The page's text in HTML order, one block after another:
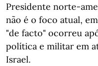
Presidente norte-
não é o foco atual,
"de facto" ocorreu
política e militar em
Israel.